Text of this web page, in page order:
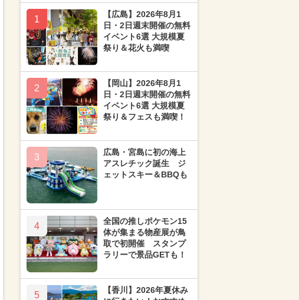
1
【広島】2026年8月1
日・2日週末開催の無料
イベント6選 大規模夏
祭り＆花火も満喫
2
【岡山】2026年8月1
日・2日週末開催の無料
イベント6選 大規模夏
祭り＆フェスも満喫！
3
広島・宮島に初の海上
アスレチック誕生 ジ
ェットスキー＆BBQも
4
全国の推しポケモン15
体が集まる物産展が鳥
取で初開催 スタンプ
ラリーで景品GETも！
5
【香川】2026年夏休み